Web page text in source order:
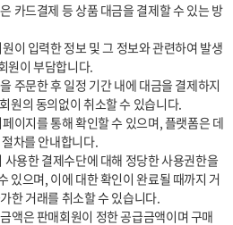
카드결제 등 상품 대금을 결제할 수 있는 방
원이 부담합니다.
원의 동의없이 취소할 수 있습니다.
차를 안내합니다.
있으며, 이에 대한 확인이 완료될 때까지 거
한 거래를 취소할 수 있습니다.